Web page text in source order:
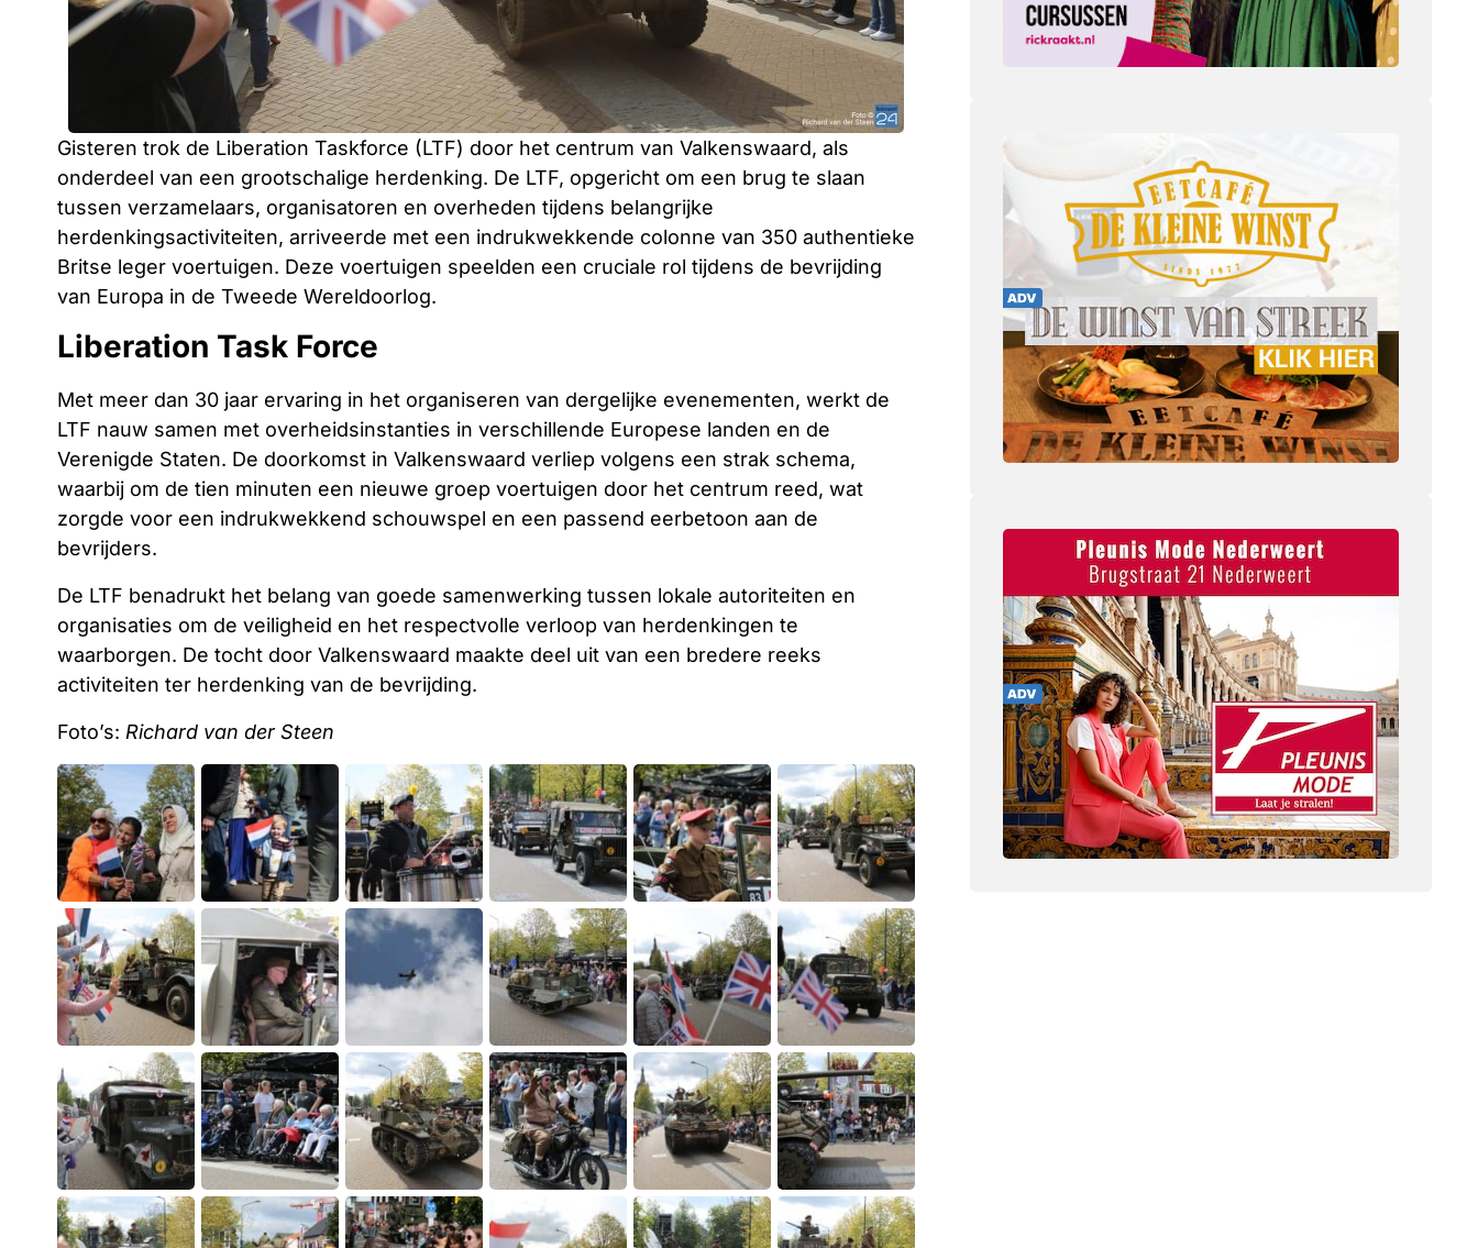
Gisteren trok de Liberation Taskforce (LTF) door het centrum van Valkenswaard, als
onderdeel van een grootschalige herdenking. De LTF, opgericht om een brug te slaan
tussen verzamelaars, organisatoren en overheden tijdens belangrijke
herdenkingsactiviteiten, arriveerde met een indrukwekkende colonne van 350 authentieke
Britse leger voertuigen. Deze voertuigen speelden een cruciale rol tijdens de bevrijding
van Europa in de Tweede Wereldoorlog.
Liberation Task Force
Met meer dan 30 jaar ervaring in het organiseren van dergelijke evenementen, werkt de
LTF nauw samen met overheidsinstanties in verschillende Europese landen en de
Verenigde Staten. De doorkomst in Valkenswaard verliep volgens een strak schema,
waarbij om de tien minuten een nieuwe groep voertuigen door het centrum reed, wat
zorgde voor een indrukwekkend schouwspel en een passend eerbetoon aan de
bevrijders.
De LTF benadrukt het belang van goede samenwerking tussen lokale autoriteiten en
organisaties om de veiligheid en het respectvolle verloop van herdenkingen te
waarborgen. De tocht door Valkenswaard maakte deel uit van een bredere reeks
activiteiten ter herdenking van de bevrijding.
Foto’s: Richard van der Steen